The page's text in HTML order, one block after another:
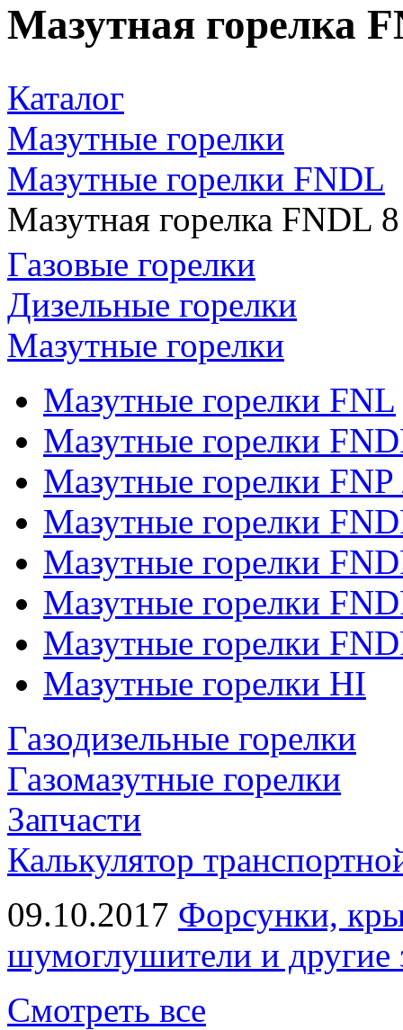
Мазутная горелка
Каталог
Мазутные горелки
Мазутные горелки FNDL
Мазутная горелка FNDL
Газовые горелки
Дизельные горелки
Мазутные горелки
Мазутные горелки FNL
Мазутные горелки
Мазутные горелки FNP
Мазутные горелки
Мазутные горелки
Мазутные горелки
Мазутные горелки
Мазутные горелки HI
Газодизельные горелки
Газомазутные горелки
Запчасти
Калькулятор
09.10.2017 Форсунки,
шумоглушители и другие
Смотреть все